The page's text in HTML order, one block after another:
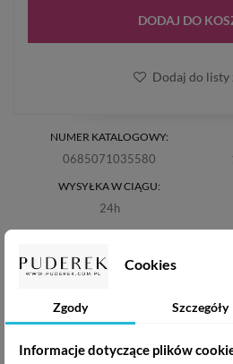
Cookies
Zgody Szczegóły
Informacje dotyczące plików
NUMER KATALOGOWY:
0685071035580
WYSYŁKA W CIĄGU:
24h
DODAJ DO
Dodaj do listy
OPIS PRODUKTU
DOSTAWA I PŁATNOŚĆ